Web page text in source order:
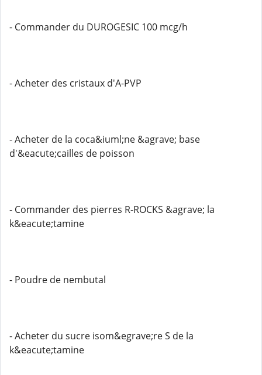
- Commander du DUROGESIC 100 mcg/h
- Acheter des cristaux d'A-PVP
- Acheter de la coca&iuml;ne &agrave; base
d'&eacute;cailles de poisson
- Commander des pierres R-ROCKS &agrave; la
k&eacute;tamine
- Poudre de nembutal
- Acheter du sucre isom&egrave;re S de la
k&eacute;tamine